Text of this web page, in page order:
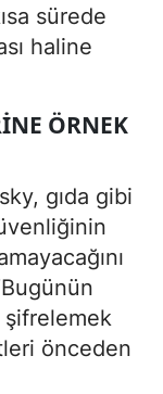
sürede
haline
ÖRNEK
gıda gibi
şifrelemek
önceden